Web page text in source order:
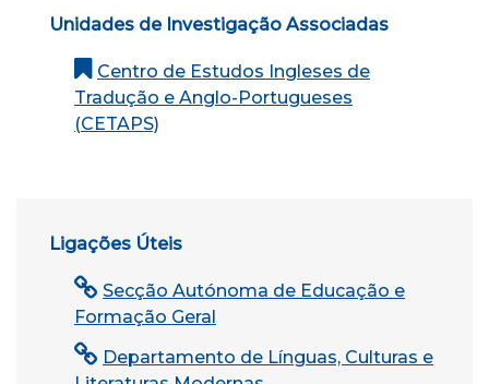
Unidades de Investigação Associadas
Centro de Estudos Ingleses de
Tradução e Anglo-Portugueses
(CETAPS)
Ligações Úteis
Secção Autónoma de Educação e
Formação Geral
Departamento de Línguas, Culturas e